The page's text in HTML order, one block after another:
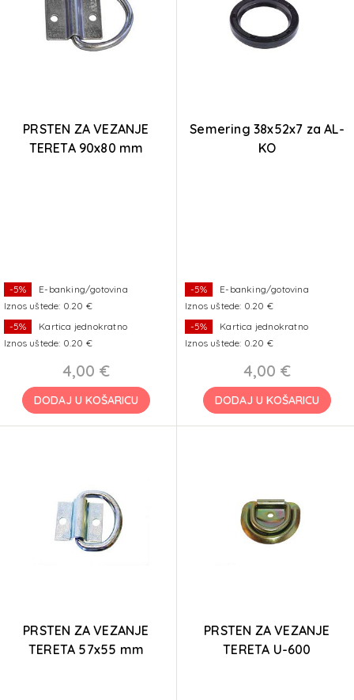
PRSTEN ZA VEZANJE
TERETA 90x80 mm
-5%
E-banking/gotovina
Iznos uštede: 0.20 €
-5%
Kartica jednokratno
Iznos uštede: 0.20 €
4,00 €
DODAJ U KOŠARICU
Semering 38x52x7 za AL-
KO
-5%
E-banking/gotovina
Iznos uštede: 0.20 €
-5%
Kartica jednokratno
Iznos uštede: 0.20 €
4,00 €
DODAJ U KOŠARICU
PRSTEN ZA VEZANJE
TERETA 57x55 mm
PRSTEN ZA VEZANJE
TERETA U-600